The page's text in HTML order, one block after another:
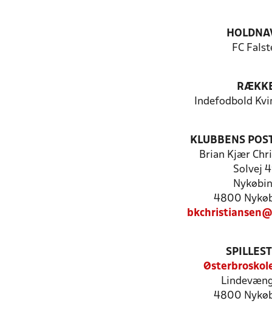
FC
Indefodbold
KLUBBENS
Brian Kjær
Solvej
4800
4800